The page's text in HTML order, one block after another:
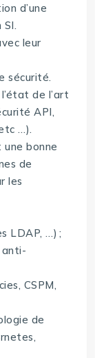
d’une
SI.
leur
sécurité.
de l’art
API,
…).
bonne
de
les
LDAP, …) ;
anti-
CSPM,
de